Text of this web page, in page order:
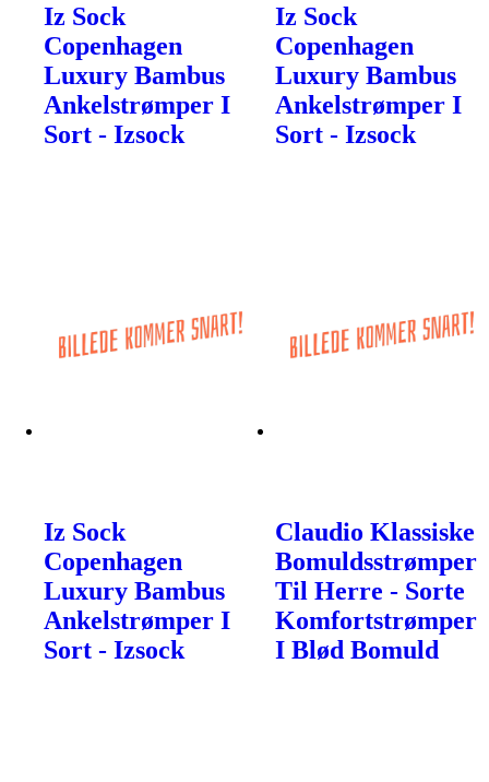
Iz Sock
Copenhagen
Luxury Bambus
Ankelstrømper I
Sort - Izsock
Iz Sock
Copenhagen
Luxury Bambus
Ankelstrømper I
Sort - Izsock
Iz Sock
Copenhagen
Luxury Bambus
Ankelstrømper I
Sort - Izsock
Claudio Klassiske
Bomuldsstrømper
Til Herre - Sorte
Komfortstrømper
I Blød Bomuld